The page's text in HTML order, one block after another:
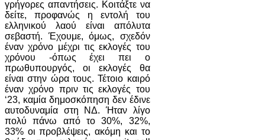
γρήγορες απαντήσεις. Κοιτάξτε να
δείτε, προφανώς η εντολή του
ελληνικού λαού είναι απόλυτα
σεβαστή. Έχουμε, όμως, σχεδόν
έναν χρόνο μέχρι τις εκλογές του
χρόνου -όπως έχει πει ο
πρωθυπουργός, οι εκλογές θα
είναι στην ώρα τους. Τέτοιο καιρό
έναν χρόνο πριν τις εκλογές του
‘23, καμία δημοσκόπηση δεν έδινε
αυτοδυναμία στη ΝΔ. Ήταν λίγο
πολύ πάνω από το 30%, 32%,
33% οι προβλέψεις, ακόμη και το